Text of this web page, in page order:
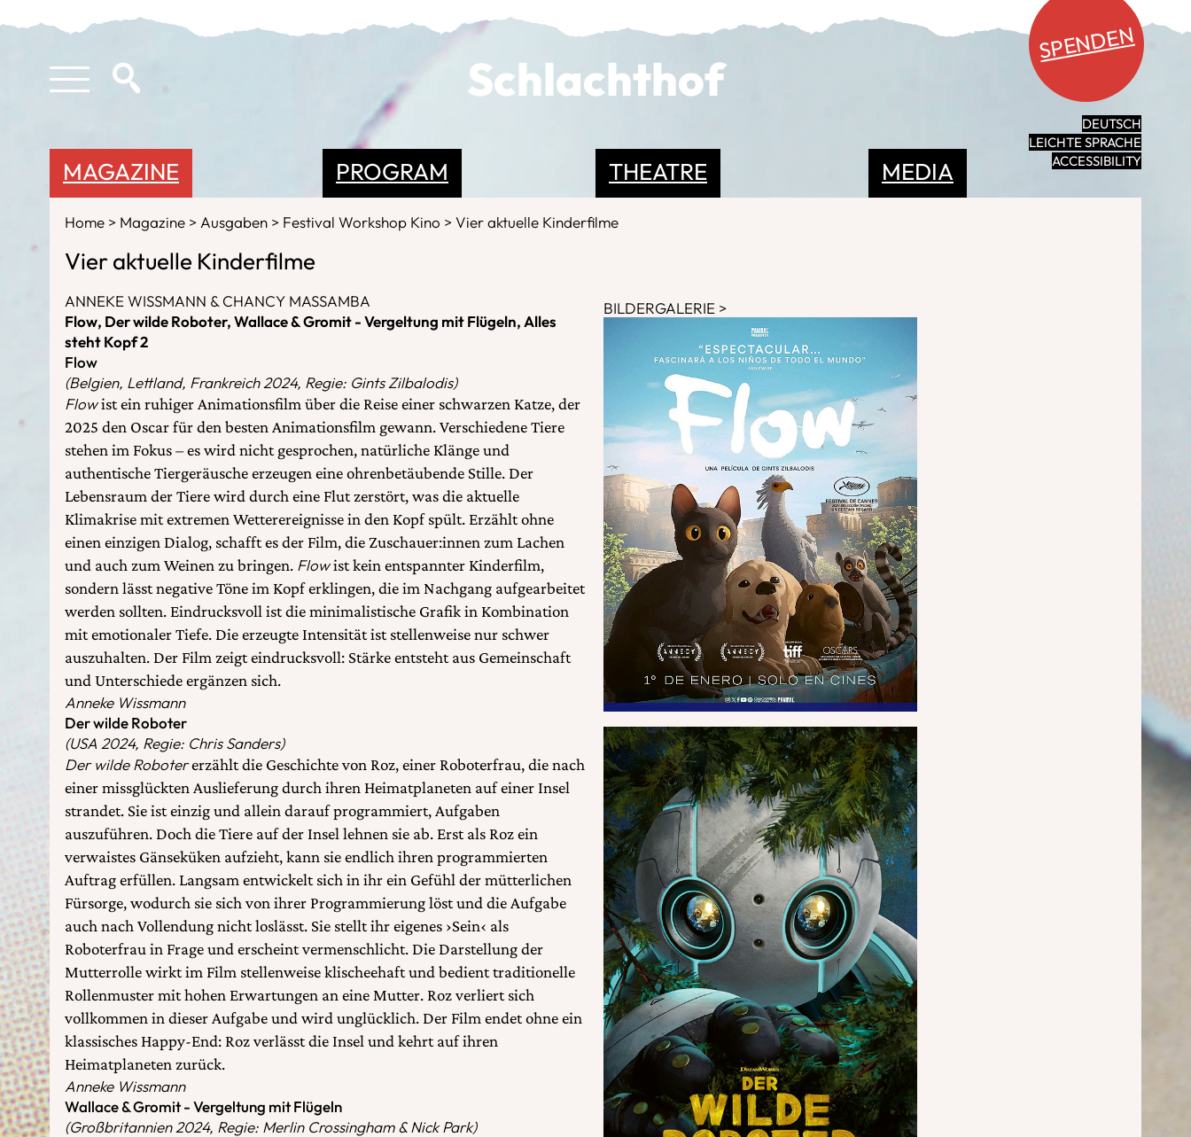
Schlachthof
SPENDEN
DEUTSCH
LEICHTE SPRACHE
ACCESSIBILITY
PROGRAM THEATRE MEDIA
MAGAZINE
Home Magazine Ausgaben Festival Workshop Kino Vier aktuelle Kinderfilme
Vier aktuelle Kinderfilme
ANNEKE WISSMANN & CHANCY MASSAMBA
Flow, Der wilde Roboter, Wallace & Gromit - Vergeltung mit Flügeln, Alles
steht Kopf 2
Flow
(Belgien, Lettland, Frankreich 2024, Regie: Gints Zilbalodis)
Flowist ein ruhiger Animationsfilm über die Reise einer schwarzen Katze, der
2025 den Oscar für den besten Animationsfilm gewann. Verschiedene Tiere
stehen im Fokus – es wird nicht gesprochen, natürliche Klänge und
authentische Tiergeräusche erzeugen eine ohrenbetäubende Stille. Der
Lebensraum der Tiere wird durch eine Flut zerstört, was die aktuelle
Klimakrise mit extremen Wetterereignisse in den Kopf spült. Erzählt ohne
einen einzigen Dialog, schafft es der Film, die Zuschauer:innen zum Lachen
und auch zum Weinen zu bringen. Flowist kein entspannter Kinderfilm,
sondern lässt negative Töne im Kopf erklingen, die im Nachgang aufgearbeitet
werden sollten. Eindrucksvoll ist die minimalistische Grafik in Kombination
mit emotionaler Tiefe. Die erzeugte Intensität ist stellenweise nur schwer
auszuhalten. Der Film zeigt eindrucksvoll: Stärke entsteht aus Gemeinschaft
und Unterschiede ergänzen sich.
Anneke Wissmann
Der wilde Roboter
(USA 2024, Regie: Chris Sanders)
Der wilde Robotererzählt die Geschichte von Roz, einer Roboterfrau, die nach
einer missglückten Auslieferung durch ihren Heimatplaneten auf einer Insel
strandet. Sie ist einzig und allein darauf programmiert, Aufgaben
auszuführen. Doch die Tiere auf der Insel lehnen sie ab. Erst als Roz ein
verwaistes Gänseküken aufzieht, kann sie endlich ihren programmierten
Auftrag erfüllen. Langsam entwickelt sich in ihr ein Gefühl der mütterlichen
Fürsorge, wodurch sie sich von ihrer Programmierung löst und die Aufgabe
auch nach Vollendung nicht loslässt. Sie stellt ihr eigenes ›Sein‹ als
Roboterfrau in Frage und erscheint vermenschlicht. Die Darstellung der
Mutterrolle wirkt im Film stellenweise klischeehaft und bedient traditionelle
Rollenmuster mit hohen Erwartungen an eine Mutter. Roz verliert sich
vollkommen in dieser Aufgabe und wird unglücklich. Der Film endet ohne ein
klassisches Happy-End: Roz verlässt die Insel und kehrt auf ihren
Heimatplaneten zurück.
Anneke Wissmann
Wallace & Gromit - Vergeltung mit Flügeln
(Großbritannien 2024, Regie: Merlin Crossingham & Nick Park)
BILDERGALERIE